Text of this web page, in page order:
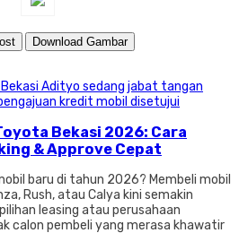
Download Gambar
Bekasi 2026: Cara
& Approve Cepat
baru di tahun 2026? Membeli mobil
Rush, atau Calya kini semakin
leasing atau perusahaan
calon pembeli yang merasa khawatir